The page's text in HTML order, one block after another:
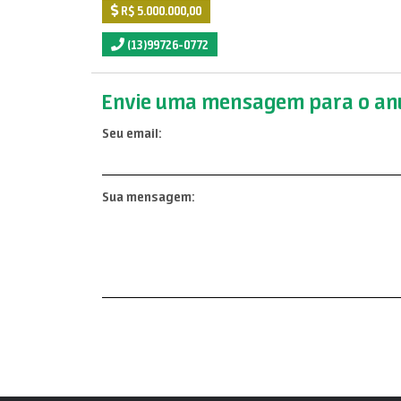
R$ 5.000.000,00
(13)99726-0772
Envie uma mensagem para o
Seu email:
Sua mensagem: